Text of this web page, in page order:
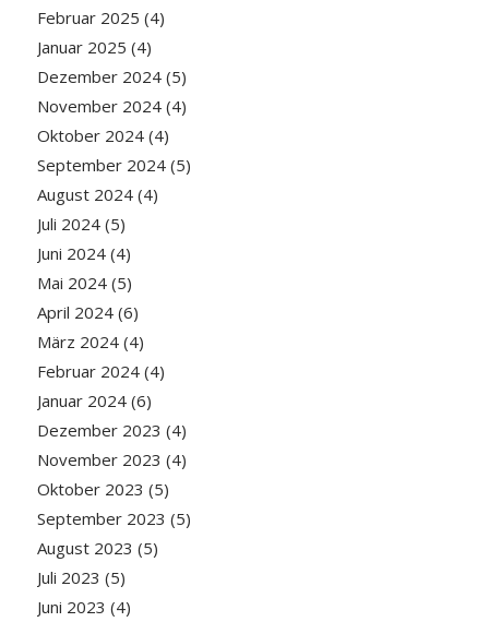
Februar 2025 (4)
Januar 2025 (4)
Dezember 2024(5)
November 2024(4)
Oktober 2024(4)
September 2024(5)
August 2024(4)
Juli 2024(5)
Juni 2024(4)
Mai 2024(5)
April 2024(6)
März 2024(4)
Februar 2024(4)
Januar 2024(6)
Dezember 2023 (4)
November 2023 (4)
Oktober 2023 (5)
September 2023 (5)
August 2023 (5)
Juli 2023 (5)
Juni 2023 (4)